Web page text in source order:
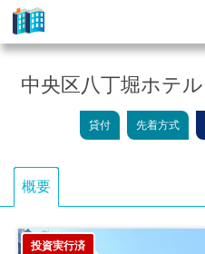
ク
ラ
フ
ァ
ン
中央区八丁堀ホテ
貸付 先着方式
概要
投資実行済